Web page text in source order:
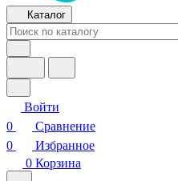
Каталог
Войти
0
Сравнение
0
Избранное
0 Корзина